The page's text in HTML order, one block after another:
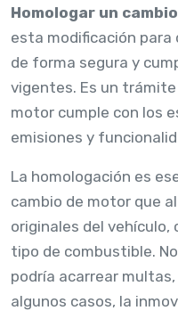
Homologar un
esta modificación para
de forma segura y
vigentes. Es un
motor cumple con los
emisiones y
La homologación es
cambio de motor que
originales del vehículo,
tipo de combustible.
podría acarrear
algunos casos, la